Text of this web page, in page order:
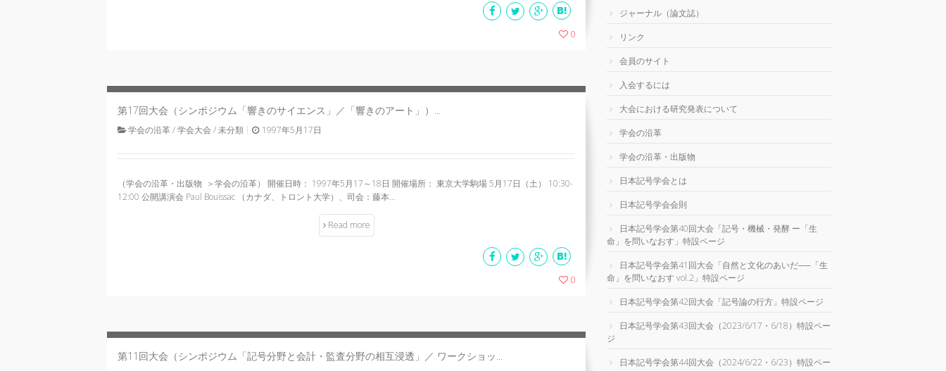
0
17 1997
第17回大会（シンポジウム「響きのサイエンス」／「響きのアート」）...
学会の沿革/学会大会/未分類 1997年5月17日
（学会の沿革・出版物 ＞学会の沿革） 開催日時： 1997年5月17～18日 開催場所： 東京大学駒場 5月17日（土） 10:30-
12:00 公開講演会 Paul Bouissac （カナダ、トロント大学）、司会：藤本…
Read more
0
11 1991
第11回大会（シンポジウム「記号分野と会計・監査分野の相互浸透」／ ワークショッ...
ジャーナル（論文誌）
リンク
会員のサイト
入会するには
大会における研究発表について
学会の沿革
学会の沿革・出版物
日本記号学会とは
日本記号学会会則
日本記号学会第40回大会「記号・機械・発酵 ー「生
命」を問いなおす」特設ページ
日本記号学会第41回大会「自然と文化のあいだ──「生
命」を問いなおす vol.2」特設ページ
日本記号学会第42回大会「記号論の行方」特設ページ
日本記号学会第43回大会（2023/6/17・6/18）特設ペー
ジ
日本記号学会第44回大会（2024/6/22・6/23）特設ペー